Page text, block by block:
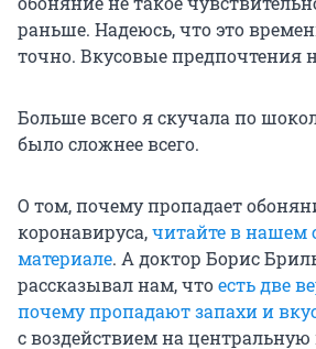
раньше. Надеюсь, что это
точно. Вкусовые предпочтения
Больше всего я скучала по
было сложнее всего.
О том, почему пропадает
коронавируса,читайте в нашем
материале. А доктор Борис
рассказывал нам, чтоесть две
почему пропадают запахи и
с воздействием на центральную